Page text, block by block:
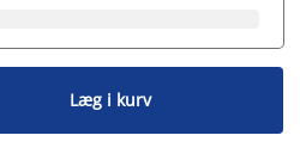
Læg i kurv